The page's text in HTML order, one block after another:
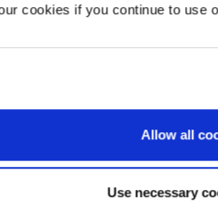
cookies if you continue to use
Allow all
Use necessary
FI